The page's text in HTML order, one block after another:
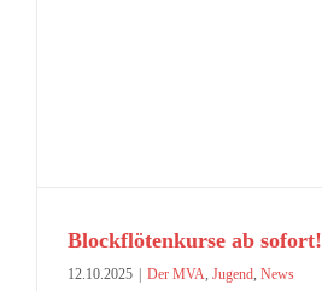
Blockflötenkurse ab sofort!
12.10.2025 Der MVA, Jugend, News